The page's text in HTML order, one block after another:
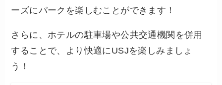
ーズにパークを楽しむことができます！
さらに、ホテルの駐車場や公共交通機関を併用
することで、より快適にUSJを楽しみましょ
う！